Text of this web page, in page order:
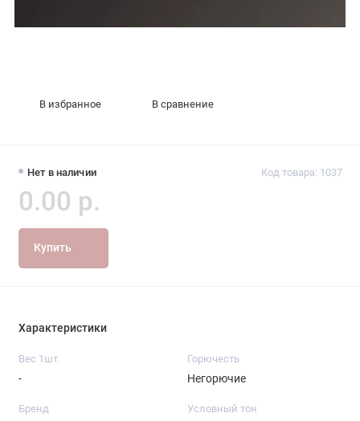
Нет в наличии Код товара: 1037
0.00 р.
Купить
В избранное В сравнение
Характеристики
Вес 1шт.
-
Горючесть
Негорючие
Бренд Условный тон